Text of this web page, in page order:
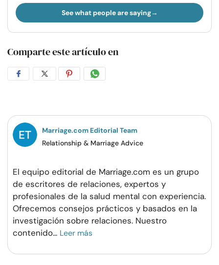
See what people are saying
Comparte este artículo en
CompartirCompartirCompartirCompartir
Marriage.com Editorial Team
Relationship & Marriage Advice
El equipo editorial de Marriage.com es un grupo
de escritores de relaciones, expertos y
profesionales de la salud mental con experiencia.
Ofrecemos consejos prácticos y basados en la
investigación sobre relaciones. Nuestro
contenido... Leer más